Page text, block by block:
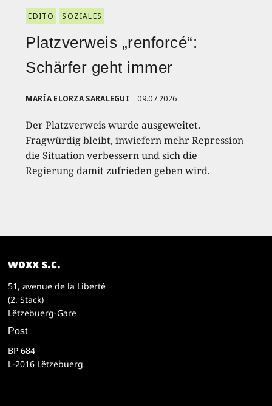
EDITO SOZIALES
Platzverweis „renforcé“:
Schärfer geht immer
MARÍA ELORZA SARALEGUI 09.07.2026
Der Platzverweis wurde ausgeweitet.
Fragwürdig bleibt, inwiefern mehr Repression
die Situation verbessern und sich die
Regierung damit zufrieden geben wird.
woxx s.c.
51, avenue de la Liberté
(2. Stack)
Lëtzebuerg-Gare
Post
BP 684
L-2016 Lëtzebuerg